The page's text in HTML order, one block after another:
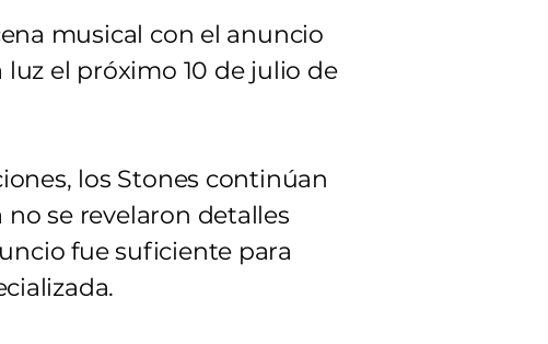
musical con el anuncio
el próximo 10 de julio de
los Stones continúan
se revelaron detalles
fue suficiente para